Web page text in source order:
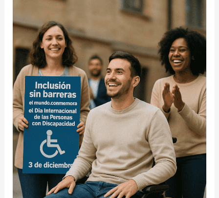
el
mundo
conmemora
el
Día
Internacional
de
las
Personas
con
Discapacidad